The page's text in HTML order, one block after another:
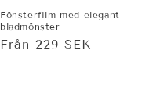
Fönsterfilm med elegant
bladmönster
Ordinarie
Från 229 SEK